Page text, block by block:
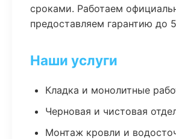
сроками. Работаем
предоставляем гарантию до
Наши услуги
Кладка и монолитные
Черновая и чистовая
Монтаж кровли и